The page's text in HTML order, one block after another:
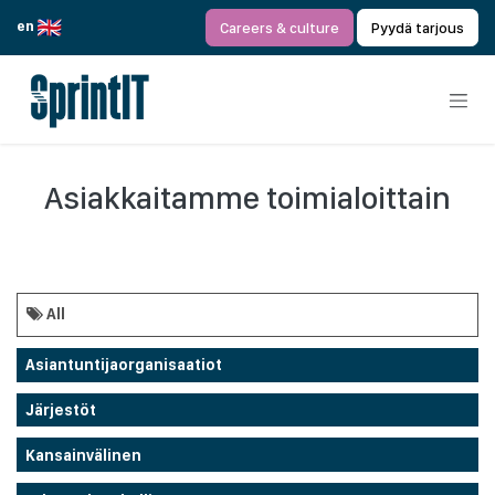
en
Careers & culture Pyydä tarjous
Asiakkaitamme toimialoittain
All
Asiantuntijaorganisaatiot
Järjestöt
Kansainvälinen